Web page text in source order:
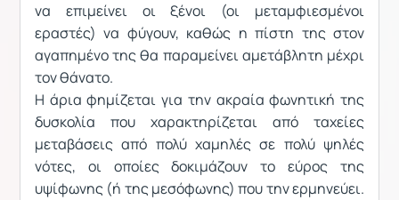
να επιμείνει οι ξένοι (οι μεταμφιεσμένοι
εραστές) να φύγουν, καθώς η πίστη της στον
αγαπημένο της θα παραμείνει αμετάβλητη μέχρι
τον θάνατο.
Η άρια φημίζεται για την ακραία φωνητική της
δυσκολία που χαρακτηρίζεται από ταχείες
μεταβάσεις από πολύ χαμηλές σε πολύ ψηλές
νότες, οι οποίες δοκιμάζουν το εύρος της
υψίφωνης (ή της μεσόφωνης) που την ερμηνεύει.